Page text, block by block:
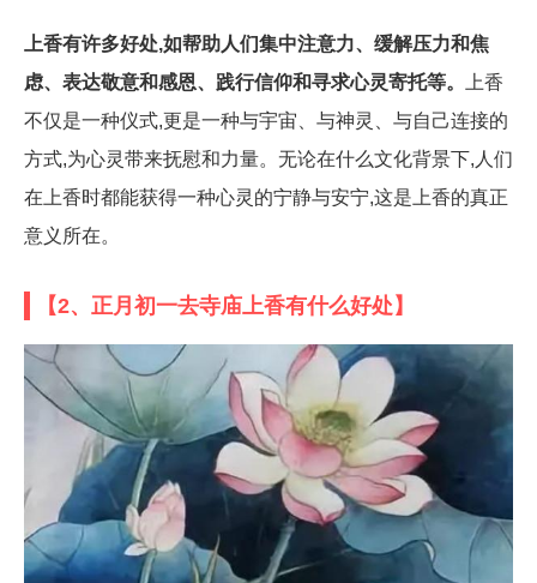
上香有许多好处,如帮助人们集中注意力、缓解压力和焦
虑、表达敬意和感恩、践行信仰和寻求心灵寄托等。
上香
不仅是一种仪式,更是一种与宇宙、与神灵、与自己连接的
方式,为心灵带来抚慰和力量。无论在什么文化背景下,人们
在上香时都能获得一种心灵的宁静与安宁,这是上香的真正
意义所在。
【2、正月初一去寺庙上香有什么好处】